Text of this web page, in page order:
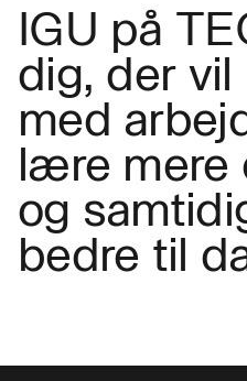
IGU på
dig, der vil
med
lære mere
og
bedre til